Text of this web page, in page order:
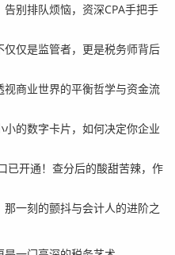
的人
表达的核心思想很简单。
，甚至有时候很残酷，它需
，需要你忍受枯燥的数字和
敬的行业。
光不再停留在表面,让我懂
你是因为热爱探究真相，而
别排队烦恼，资深CPA手把手
仅是监管者，更是税务师背后
商业世界的平衡哲学与资金流
的数字卡片，如何决定你企业
已开通！查分后的酸甜苦辣，作
一刻的颤抖与会计人的进阶之